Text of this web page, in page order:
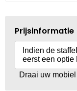
Prijsinformatie
Indien de
eerst een optie
Draai uw